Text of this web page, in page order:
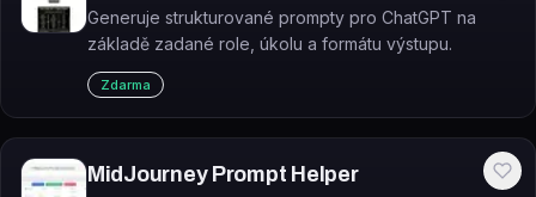
Generuje strukturované prompty pro ChatGPT na
základě zadané role, úkolu a formátu výstupu.
Zdarma
MidJourney Prompt Helper